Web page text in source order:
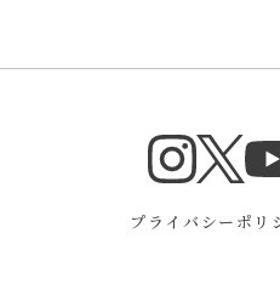
プライバシーポリ